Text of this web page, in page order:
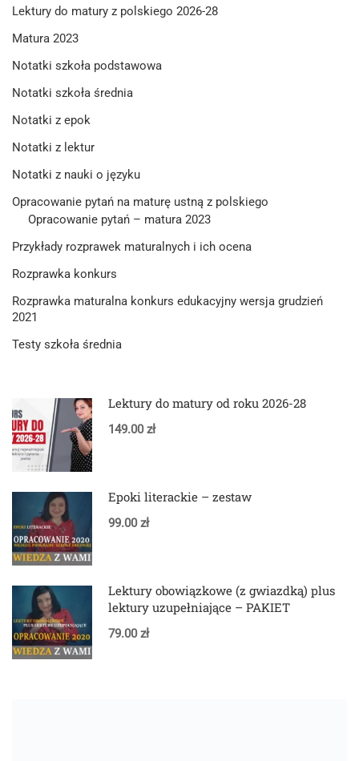
Lektury do matury z polskiego 2026-28
Matura 2023
Notatki szkoła podstawowa
Notatki szkoła średnia
Notatki z epok
Notatki z lektur
Notatki z nauki o języku
Opracowanie pytań na maturę ustną z polskiego
Opracowanie pytań – matura 2023
Przykłady rozprawek maturalnych i ich ocena
Rozprawka konkurs
Rozprawka maturalna konkurs edukacyjny wersja grudzień
2021
Testy szkoła średnia
Lektury do matury od roku 2026-28
149.00 zł
Epoki literackie – zestaw
99.00 zł
Lektury obowiązkowe (z gwiazdką) plus
lektury uzupełniające – PAKIET
79.00 zł